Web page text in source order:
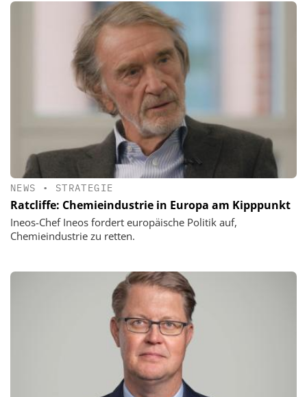
NEWS • STRATEGIE
Ratcliffe: Chemieindustrie in Europa am Kipppunkt
Ineos-Chef Ineos fordert europäische Politik auf,
Chemieindustrie zu retten.